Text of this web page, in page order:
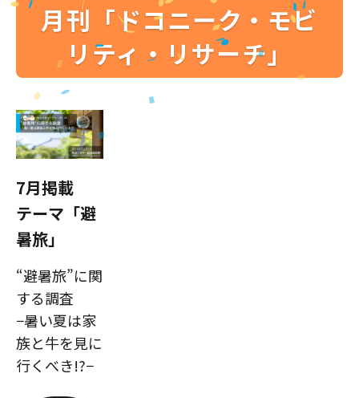
月刊「ドコニーク・モビ
リティ・リサーチ」
7月掲載
テーマ「避
暑旅」
“避暑旅”に関
する調査
−暑い夏は家
族と牛を見に
行くべき!?−